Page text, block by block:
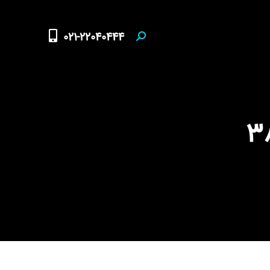
Search:
021-22040444